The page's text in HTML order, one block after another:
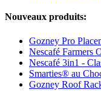
Nouveaux produits:
Gozney Pro
Nescafé Farmers
Nescafé 3in1 -
Smarties® au
Gozney Roof